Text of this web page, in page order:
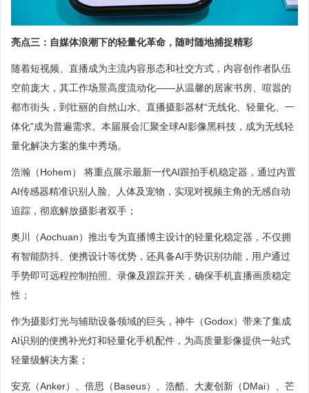
亮点三：自媒体浪潮下的轻量化革命，随时随地捕捉精彩
随着短视频、直播成为主流内容形态和社交方式，内容创作者队伍
空前庞大，其工作场景高度流动化——从温馨的居家书房、喧嚣的
都市街头，到壮丽的自然山水。直播摄影器材“无线化、轻量化、一
体化”成为普遍需求。本届展会汇聚全球AI影像黑科技，成为无线轻
量化解决方案的集中秀场。
浩瀚（Hohem） 将重点展示最新一代AI跟拍手机稳定器，通过内置
AI传感器精准识别人脸、人体及宠物，实现对视频主角的无感自动
追踪，彻底解放摄影者双手；
奥川（Aochuan）推出专为直播博主设计的轻量化稳定器，不仅拥
有智能防抖、便携设计等优势，还具备AI手势识别功能，用户通过
手势即可远程控制拍照、录像及跟踪开关，确保手机直播画质稳定
性；
作为摄影灯光与辅助设备领域的巨头，神牛（Godox）带来了集成
AI识别的便携补光灯和轻量化手机配件，为高质量影像提供一站式
轻量级解决方案；
安克（Anker）、倍思（Baseus）、浩酷、大麦创新（DMai）、芒